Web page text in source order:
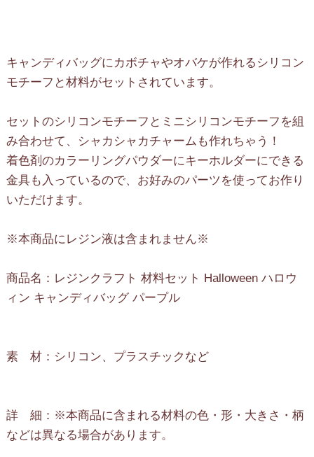
キャンディバッグにカボチャやオバケが作れるシリコン
モチーフと材料がセットされています。
セットのシリコンモチーフとミニシリコンモチーフを組
み合わせて、シャカシャカチャームも作れちゃう！
着色剤のカラーリングパウダーにキーホルダーにできる
金具も入っているので、お好みのパーツを使ってお作り
いただけます。
※本商品にレジン液は含まれません※
商品名：レジンクラフト 材料セット Halloween ハロウ
ィン キャンディバッグ パープル
素 材：シリコン、プラスチックなど
詳 細：※本商品に含まれる材料の色・形・大きさ・柄
などは異なる場合があります。